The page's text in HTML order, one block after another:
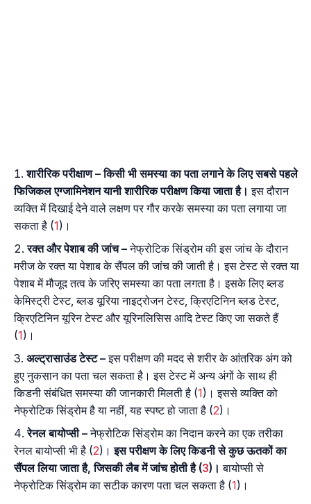
शारीरिक परीक्षाण – किसी भी समस्या का पता लगाने के लिए सबसे पहले
फिजिकल एग्जामिनेशन यानी शारीरिक परीक्षण किया जाता है। इस दौरान
व्यक्ति में दिखाई देने वाले लक्षण पर गौर करके समस्या का पता लगाया जा
सकता है (1)।
रक्त और पेशाब की जांच –नेफ्रोटिक सिंड्रोम की इस जांच के दौरान
मरीज के रक्त या पेशाब के सैंपल की जांच की जाती है। इस टेस्ट से रक्त या
पेशाब में मौजूद तत्व के जरिए समस्या का पता लगता है। इसके लिए ब्लड
केमिस्ट्री टेस्ट, ब्लड यूरिया नाइट्रोजन टेस्ट, क्रिएटिनिन ब्लड टेस्ट,
क्रिएटिनिन यूरिन टेस्ट और यूरिनलिसिस आदि टेस्ट किए जा सकते हैं
(1)।
अल्ट्रासाउंड टेस्ट –इस परीक्षण की मदद से शरीर के आंतरिक अंग को
हुए नुकसान का पता चल सकता है। इस टेस्ट में अन्य अंगों के साथ ही
किडनी संबंधित समस्या की जानकारी मिलती है (1)। इससे व्यक्ति को
नेफ्रोटिक सिंड्रोम है या नहीं, यह स्पष्ट हो जाता है (2)।
रेनल बायोप्सी –नेफ्रोटिक सिंड्रोम का निदान करने का एक तरीका
रेनल बायोप्सी भी है (2)।इस परीक्षण के लिए किडनी से कुछ ऊतकों का
सैंपल लिया जाता है, जिसकी लैब में जांच होती है (3)। बायोप्सी से
नेफ्रोटिक सिंड्रोम का सटीक कारण पता चल सकता है (1)।